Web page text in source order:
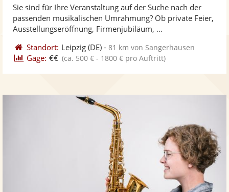
5
Sternen
Sie sind für Ihre Veranstaltung auf der Suche nach der
passenden musikalischen Umrahmung? Ob private Feier,
Ausstellungseröffnung, Firmenjubiläum, ...
Standort: Leipzig (DE) -81 km von Sangerhausen
Gage: €€ (ca. 500 € - 1800 € pro Auftritt)